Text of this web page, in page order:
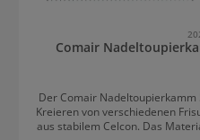
Comair
Der Comair Nadeltoupierkamm
Kreieren von verschiedenen
aus stabilem Celcon. Das